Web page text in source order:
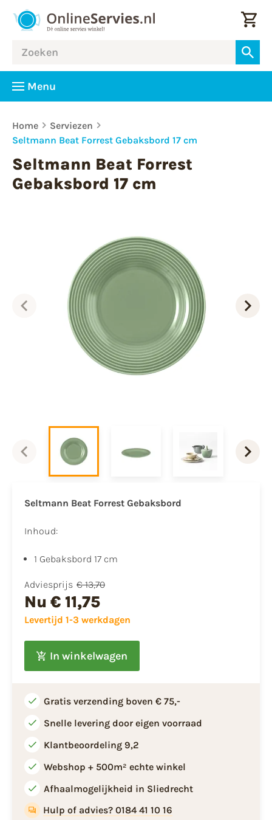
Menu
Home
Serviezen
Seltmann Beat Forrest Gebaksbord 17 cm
Seltmann Beat Forrest
Gebaksbord 17 cm
Seltmann Beat Forrest Gebaksbord
Inhoud:
1 Gebaksbord 17 cm
Adviesprijs € 13,70
Nu € 11,75
Levertijd 1-3 werkdagen
In winkelwagen
Gratis verzending boven € 75,-
Snelle levering door eigen voorraad
Klantbeoordeling 9,2
Webshop + 500m² echte winkel
Afhaalmogelijkheid in Sliedrecht
Hulp of advies? 0184 41 10 16